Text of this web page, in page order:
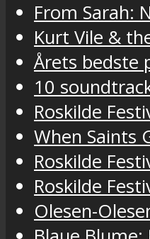
From Sarah:
Kurt Vile &
Årets bedste
10
Roskilde
When Saints
Roskilde
Roskilde
Olesen-